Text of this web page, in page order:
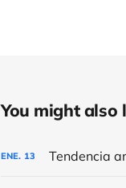
You might also
ENE. 13 Tendencia